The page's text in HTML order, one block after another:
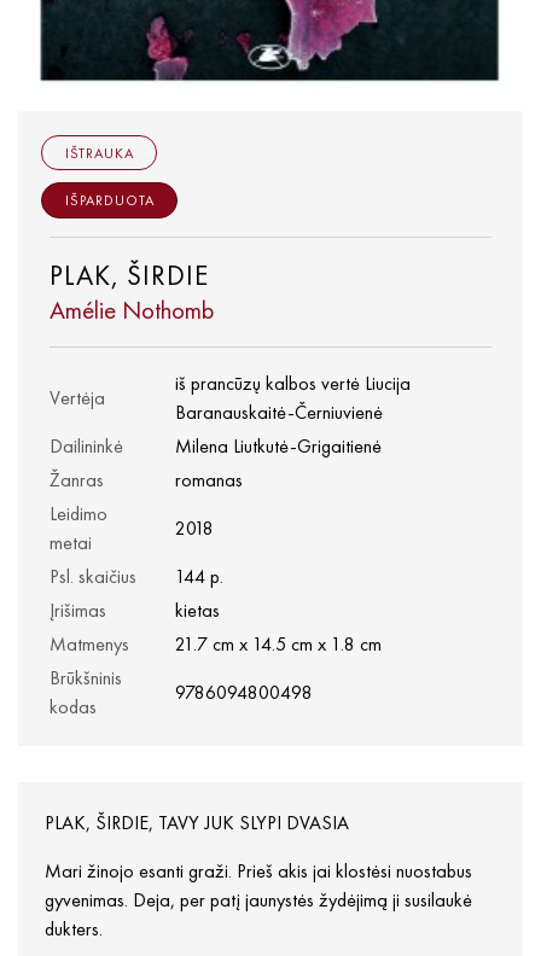
PLAK, ŠIRDIE
Amélie Nothomb
Vertėja
iš prancūzų kalbos vertė Liucija
Baranauskaitė-Černiuvienė
Dailininkė
Milena Liutkutė-Grigaitienė
Žanras
romanas
Leidimo
metai
2018
Psl. skaičius
144 p.
Įrišimas
kietas
Matmenys
21.7 cm x 14.5 cm x 1.8 cm
Brūkšninis
kodas
9786094800498
IŠTRAUKA
IŠPARDUOTA
PLAK, ŠIRDIE, TAVY JUK SLYPI DVASIA
Mari žinojo esanti graži. Prieš akis jai klostėsi nuostabus
gyvenimas. Deja, per patį jaunystės žydėjimą ji susilaukė
dukters.